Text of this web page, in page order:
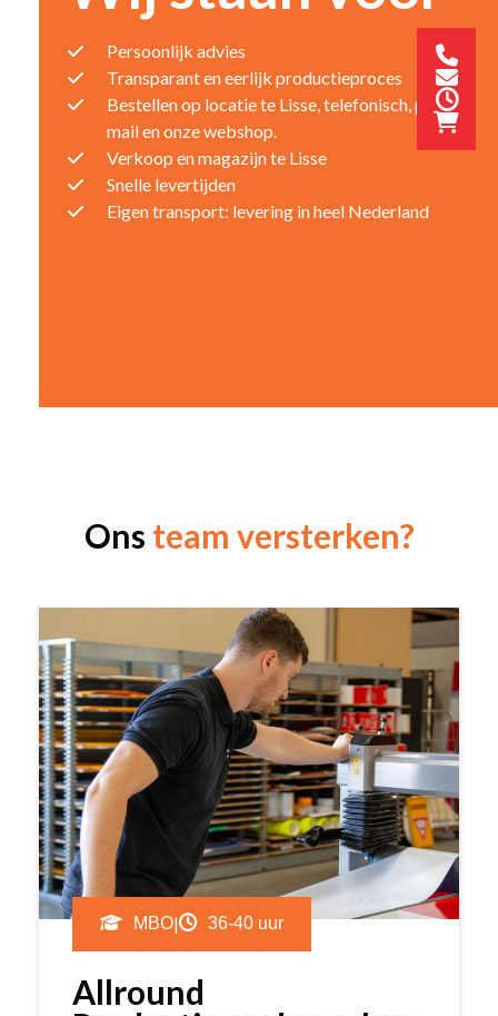
Persoonlijk advies
Transparant en eerlijk productieproces
Bestellen op locatie te Lisse, telefonisch, per e-
mail en onze webshop.
Verkoop en magazijn te Lisse
Snelle levertijden
Eigen transport: levering in heel Nederland
Ons team versterken?
Allround
MBO| 36-40 uur